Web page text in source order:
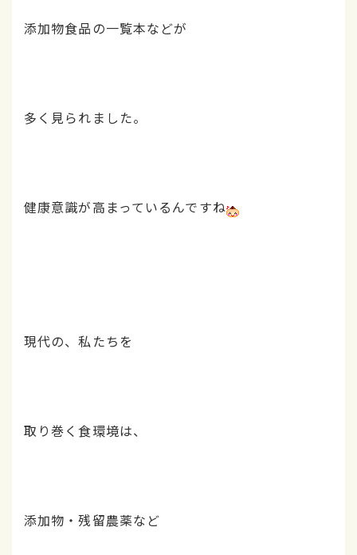
添加物食品の一覧本などが
多く見られました。
健康意識が高まっているんですね
現代の、私たちを
取り巻く食環境は、
添加物・残留農薬など